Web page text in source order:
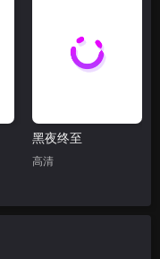
黑夜终至
高清